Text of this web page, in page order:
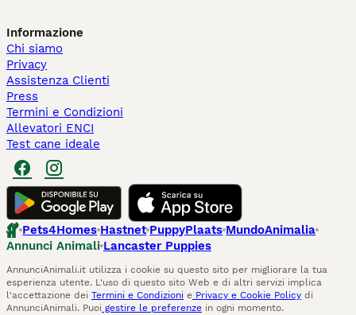
Informazione
Chi siamo
Privacy
Assistenza Clienti
Press
Termini e Condizioni
Allevatori ENCI
Test cane ideale
Pets4Homes Hastnet PuppyPlaats MundoAnimalia
Annunci Animali Lancaster Puppies
AnnunciAnimali.it utilizza i cookie su questo sito per migliorare la tua
esperienza utente. L'uso di questo sito Web e di altri servizi implica
l'accettazione dei Termini e Condizioni e Privacy e Cookie Policy di
AnnunciAnimali. Puoi gestire le preferenze in ogni momento.